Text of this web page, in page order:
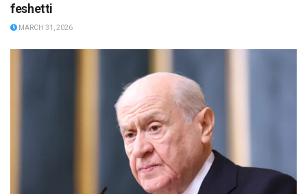
feshetti
MARCH 31, 2026